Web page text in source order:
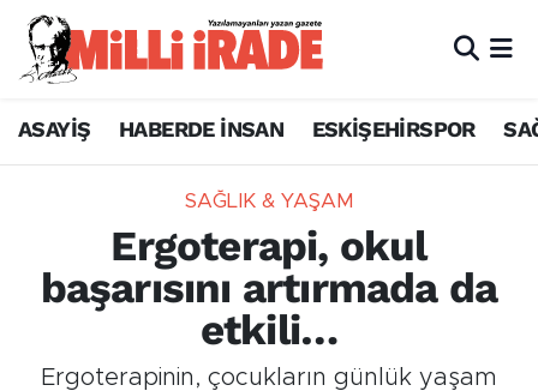
ASAYİŞ HABERDE İNSAN ESKİŞEHİRSPOR
SAĞLIK & YAŞAM
Ergoterapi, okul
başarısını artırmada da
etkili…
Ergoterapinin, çocukların günlük yaşam